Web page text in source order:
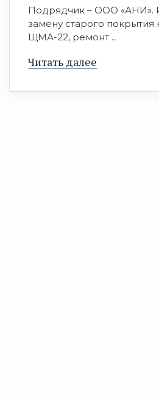
Подрядчик – ООО «АНИ».
замену старого покрытия
ЩМА-22, ремонт ...
Читать далее